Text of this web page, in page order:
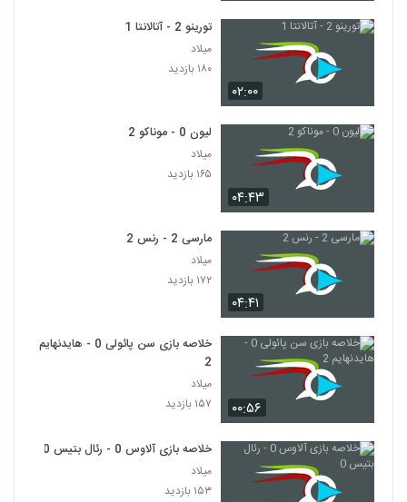
۰۲:۰۰
تورینو 2 - آتالانتا 1
میلاد
۱۸۰ بازدید
۰۴:۴۳
لیون 0 - موناکو 2
میلاد
۱۶۵ بازدید
۰۴:۴۱
مارسی 2 - رنس 2
میلاد
۱۷۲ بازدید
۰۰:۵۶
خلاصه بازی سن پائولی 0 - هایدنهایم
2
میلاد
۱۵۷ بازدید
خلاصه بازی آلاوس 0 - رئال بتیس 0
میلاد
۱۵۳ بازدید